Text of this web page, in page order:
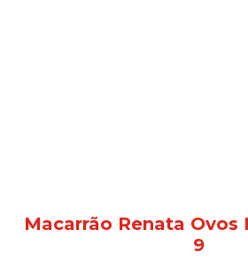
Macarrão Renata Ovos
9